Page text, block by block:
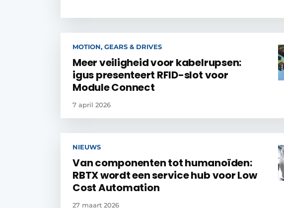
MOTION, GEARS & DRIVES
Meer veiligheid voor kabelrupsen:
igus presenteert RFID-slot voor
Module Connect
7 april 2026
NIEUWS
Van componenten tot humanoïden:
RBTX wordt een service hub voor Low
Cost Automation
27 maart 2026